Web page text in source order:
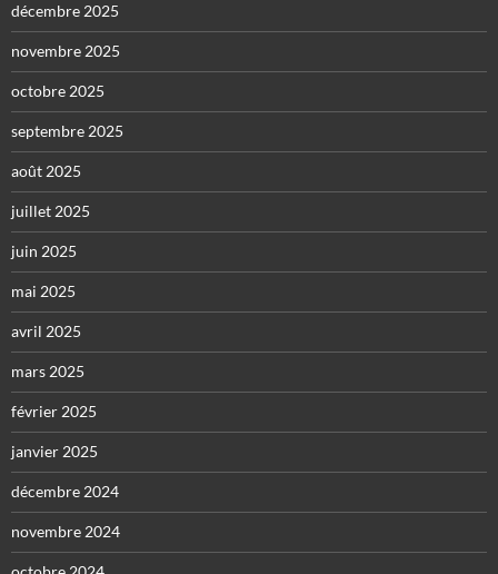
décembre 2025
novembre 2025
octobre 2025
septembre 2025
août 2025
juillet 2025
juin 2025
mai 2025
avril 2025
mars 2025
février 2025
janvier 2025
décembre 2024
novembre 2024